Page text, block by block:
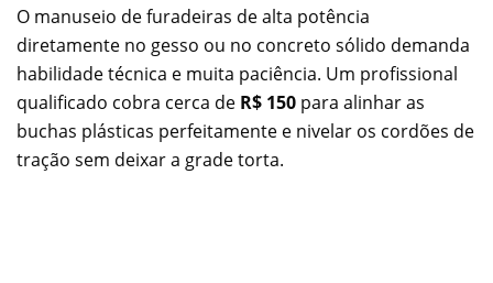
O manuseio de furadeiras de alta potência
diretamente no gesso ou no concreto sólido demanda
habilidade técnica e muita paciência. Um profissional
qualificado cobra cerca de R$ 150 para alinhar as
buchas plásticas perfeitamente e nivelar os cordões de
tração sem deixar a grade torta.